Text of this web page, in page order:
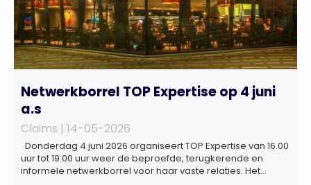
Netwerkborrel TOP Expertise op 4 juni
a.s
Claims | 14-05-2026
Donderdag 4 juni 2026 organiseert TOP Expertise van 16.00
uur tot 19.00 uur weer de beproefde, terugkerende en
informele netwerkborrel voor haar vaste relaties. Het